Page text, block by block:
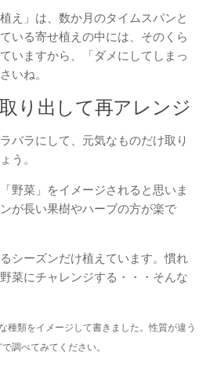
え」は、数か月のタイムスパンと
いる寄せ植えの中には、そのくら
いますから、「ダメにしてしまっ
いね。
り出して再アレンジ
バラにして、元気なものだけ取り
う。
野菜」をイメージされると思いま
が長い果樹やハーブの方が楽で
シーズンだけ植えています。慣れ
菜にチャレンジする・・・そんな
種類をイメージして書きました。性質が違う
調べてみてください。